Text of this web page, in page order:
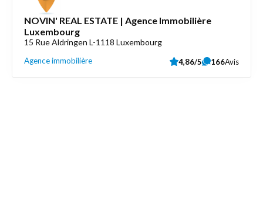
NOVIN' REAL ESTATE | Agence Immobilière
Luxembourg
15 Rue Aldringen L-1118 Luxembourg
Agence immobilière 4,86/5 166Avis